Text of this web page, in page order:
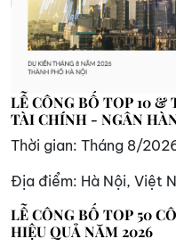
LỄ CÔNG BỐ TOP 10 &
TÀI CHÍNH - NGÂN
Thời gian: Tháng 8/
Địa điểm: Hà Nội, Việt
LỄ CÔNG BỐ TOP 50
HIỆU QUẢ NĂM 2026